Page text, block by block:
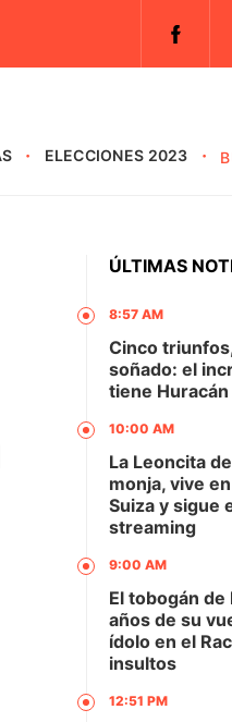
ELECCIONES 2023
ÚLTIMAS
8:57 AM
Cinco
soñado: el
tiene
10:00 AM
La Leoncita
monja, vive
Suiza y sigue
streaming
9:00 AM
El tobogán de
años de su
ídolo en el
insultos
12:51 PM